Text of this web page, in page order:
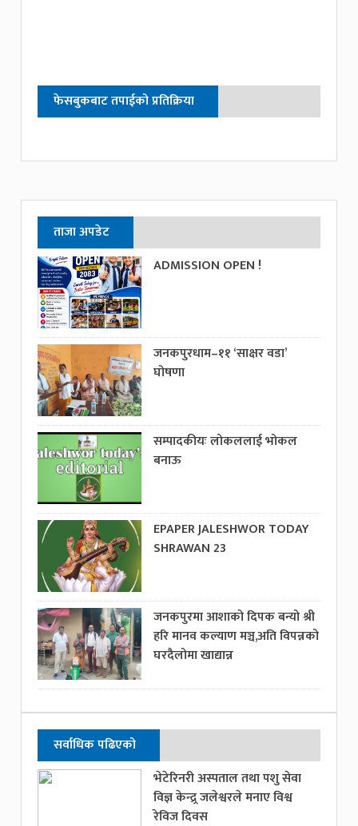
फेसबुकबाट तपाईको प्रतिक्रिया
ताजा अपडेट
ADMISSION OPEN !
जनकपुरधाम–११ ‘साक्षर वडा’
घोषणा
सम्पादकीयः लोकललाई भोकल
बनाऊ
EPAPER JALESHWOR TODAY
SHRAWAN 23
जनकपुरमा आशाको दिपक बन्यो श्री
हरि मानव कल्याण मञ्च,अति विपन्नको
घरदैलोमा खाद्यान्न
सर्वाधिक पढिएको
भेटेरिनरी अस्पताल तथा पशु सेवा
विज्ञ केन्द्र्र जलेश्वरले मनाए विश्व
रेविज दिवस